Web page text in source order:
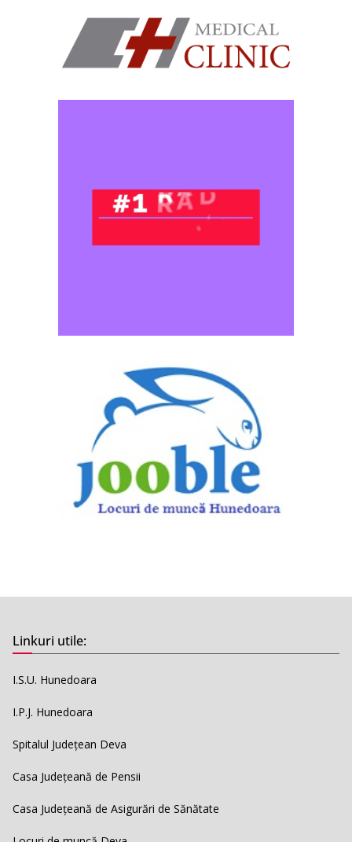
Linkuri utile:
I.S.U. Hunedoara
I.P.J. Hunedoara
Spitalul Județean Deva
Casa Județeană de Pensii
Casa Județeană de Asigurări de Sănătate